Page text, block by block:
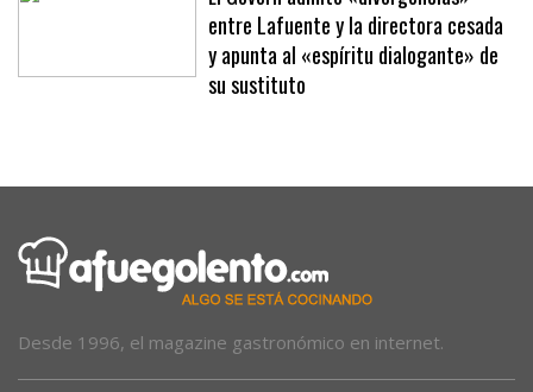
El Govern admite «divergencias»
entre Lafuente y la directora cesada
y apunta al «espíritu dialogante» de